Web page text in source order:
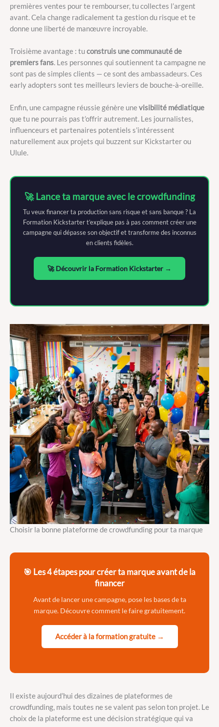
premières ventes pour te rembourser, tu collectes l’argent
avant. Cela change radicalement ta gestion du risque et te
donne une liberté de manœuvre incroyable.
Troisième avantage : tuconstruis une communauté de
premiers fans. Les personnes qui soutiennent ta campagne ne
sont pas de simples clients — ce sont des ambassadeurs. Ces
early adopters sont tes meilleurs leviers de bouche-à-oreille.
Enfin, une campagne réussie génère unevisibilité médiatique
que tu ne pourrais pas t’offrir autrement. Les journalistes,
influenceurs et partenaires potentiels s’intéressent
naturellement aux projets qui buzzent sur Kickstarter ou
Ulule.
🚀 Lance ta marque avec le crowdfunding
Tu veux financer ta production sans risque et sans banque ? La
Formation Kickstarter t’explique pas à pas comment créer une
campagne qui dépasse son objectif et transforme des inconnus
en clients fidèles.
🚀 Découvrir la Formation Kickstarter →
Choisir la bonne plateforme de crowdfunding pour ta marque
🎯 Les 4 étapes pour créer ta marque avant de la
financer
Avant de lancer une campagne, pose les bases de ta
marque. Découvre comment le faire gratuitement.
Accéder à la formation gratuite →
Il existe aujourd’hui des dizaines de plateformes de
crowdfunding, mais toutes ne se valent pas selon ton projet. Le
choix de la plateforme est une décision stratégique qui va